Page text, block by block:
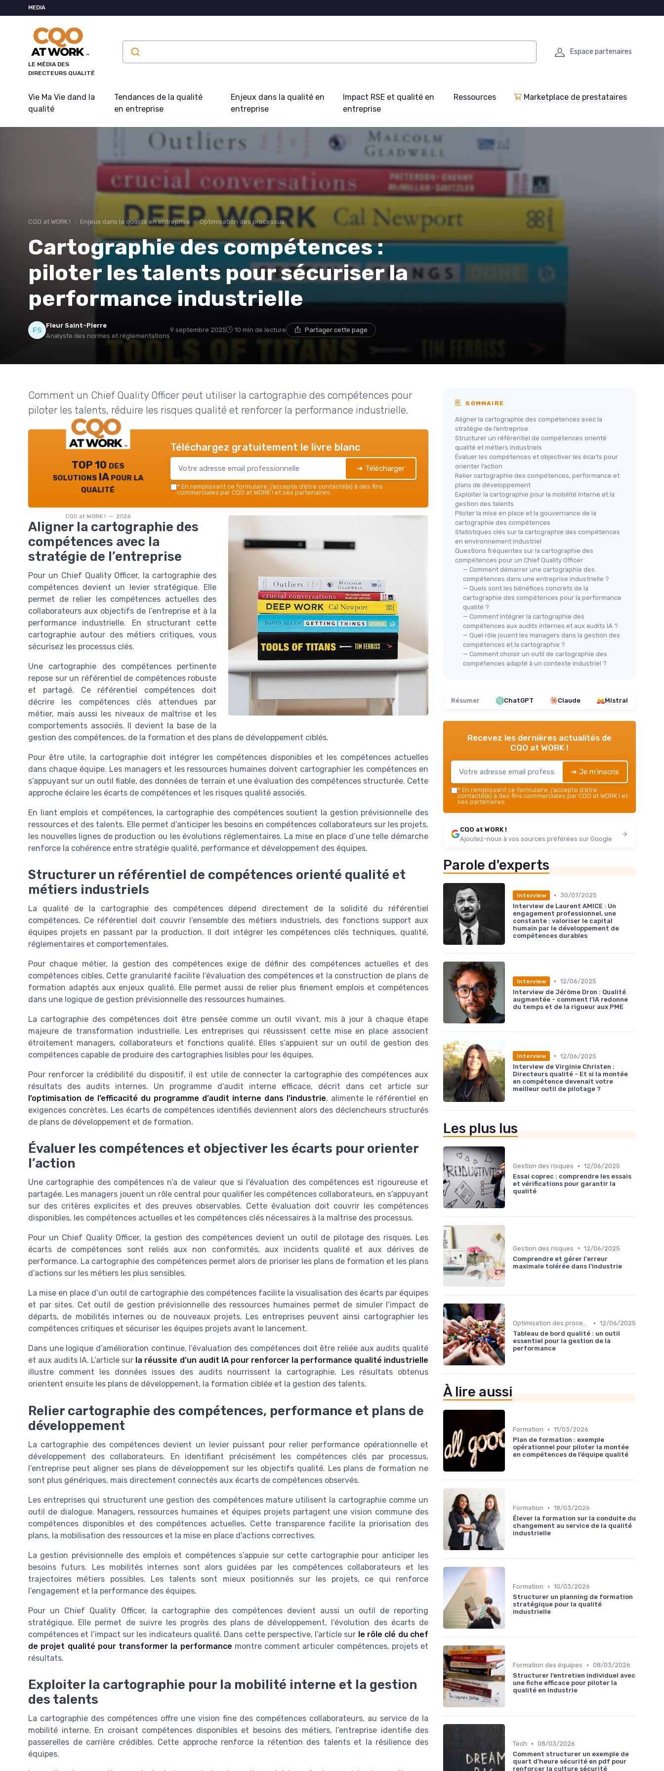
MEDIA
LE MÉDIA DES
DIRECTEURS QUALITÉ
Espace partenaires
Vie Ma Vie dand la
qualité
Tendances de la qualité
en entreprise
Enjeux dans la qualité en
entreprise
Impact RSE et qualité en
entreprise
Ressources Marketplace de prestataires
CQO at WORK ! Enjeux dans la qualité en entreprise Optimisation des processus
Cartographie des compétences :
piloter les talents pour sécuriser la
performance industrielle
Fleur Saint-Pierre
Analyste des normes et réglementations
9 septembre 2025 10 min de lecture Partager cette page
Comment un Chief Quality Officer peut utiliser la cartographie des compétences pour
piloter les talents, réduire les risques qualité et renforcer la performance industrielle.
TOP 10 des
solutions IA pour la
qualité
CQO at WORK ! — 2026
Téléchargez gratuitement le livre blanc
➔ Télécharger
* En remplissant ce formulaire, j’accepte d’être contacté(e) à des fins
commerciales par CQO at WORK ! et ses partenaires.
Aligner la cartographie des
compétences avec la
stratégie de l’entreprise
Pour un Chief Quality Officer, la cartographie des
compétences devient un levier stratégique. Elle
permet de relier les compétences actuelles des
collaborateurs aux objectifs de l’entreprise et à la
performance industrielle. En structurant cette
cartographie autour des métiers critiques, vous
sécurisez les processus clés.
Une cartographie des compétences pertinente
repose sur un référentiel de compétences robuste
et partagé. Ce référentiel compétences doit
décrire les compétences clés attendues par
métier, mais aussi les niveaux de maîtrise et les
comportements associés. Il devient la base de la
gestion des compétences, de la formation et des plans de développement ciblés.
Pour être utile, la cartographie doit intégrer les compétences disponibles et les compétences actuelles
dans chaque équipe. Les managers et les ressources humaines doivent cartographier les compétences en
s’appuyant sur un outil fiable, des données de terrain et une évaluation des compétences structurée. Cette
approche éclaire les écarts de compétences et les risques qualité associés.
En liant emplois et compétences, la cartographie des compétences soutient la gestion prévisionnelle des
ressources et des talents. Elle permet d’anticiper les besoins en compétences collaborateurs sur les projets,
les nouvelles lignes de production ou les évolutions réglementaires. La mise en place d’une telle démarche
renforce la cohérence entre stratégie qualité, performance et développement des équipes.
Structurer un référentiel de compétences orienté qualité et
métiers industriels
La qualité de la cartographie des compétences dépend directement de la solidité du référentiel
compétences. Ce référentiel doit couvrir l’ensemble des métiers industriels, des fonctions support aux
équipes projets en passant par la production. Il doit intégrer les compétences clés techniques, qualité,
réglementaires et comportementales.
Pour chaque métier, la gestion des compétences exige de définir des compétences actuelles et des
compétences cibles. Cette granularité facilite l’évaluation des compétences et la construction de plans de
formation adaptés aux enjeux qualité. Elle permet aussi de relier plus finement emplois et compétences
dans une logique de gestion prévisionnelle des ressources humaines.
La cartographie des compétences doit être pensée comme un outil vivant, mis à jour à chaque étape
majeure de transformation industrielle. Les entreprises qui réussissent cette mise en place associent
étroitement managers, collaborateurs et fonctions qualité. Elles s’appuient sur un outil de gestion des
compétences capable de produire des cartographies lisibles pour les équipes.
Pour renforcer la crédibilité du dispositif, il est utile de connecter la cartographie des compétences aux
résultats des audits internes. Un programme d’audit interne efficace, décrit dans cet article sur
l’optimisation de l’efficacité du programme d’audit interne dans l’industrie, alimente le référentiel en
exigences concrètes. Les écarts de compétences identifiés deviennent alors des déclencheurs structurés
de plans de développement et de formation.
Évaluer les compétences et objectiver les écarts pour orienter
l’action
Une cartographie des compétences n’a de valeur que si l’évaluation des compétences est rigoureuse et
partagée. Les managers jouent un rôle central pour qualifier les compétences collaborateurs, en s’appuyant
sur des critères explicites et des preuves observables. Cette évaluation doit couvrir les compétences
disponibles, les compétences actuelles et les compétences clés nécessaires à la maîtrise des processus.
Pour un Chief Quality Officer, la gestion des compétences devient un outil de pilotage des risques. Les
écarts de compétences sont reliés aux non conformités, aux incidents qualité et aux dérives de
performance. La cartographie des compétences permet alors de prioriser les plans de formation et les plans
d’actions sur les métiers les plus sensibles.
La mise en place d’un outil de cartographie des compétences facilite la visualisation des écarts par équipes
et par sites. Cet outil de gestion prévisionnelle des ressources humaines permet de simuler l’impact de
départs, de mobilités internes ou de nouveaux projets. Les entreprises peuvent ainsi cartographier les
compétences critiques et sécuriser les équipes projets avant le lancement.
Dans une logique d’amélioration continue, l’évaluation des compétences doit être reliée aux audits qualité
et aux audits IA. L’article sur la réussite d’un audit IA pour renforcer la performance qualité industrielle
illustre comment les données issues des audits nourrissent la cartographie. Les résultats obtenus
orientent ensuite les plans de développement, la formation ciblée et la gestion des talents.
Relier cartographie des compétences, performance et plans de
développement
La cartographie des compétences devient un levier puissant pour relier performance opérationnelle et
développement des collaborateurs. En identifiant précisément les compétences clés par processus,
l’entreprise peut aligner ses plans de développement sur les objectifs qualité. Les plans de formation ne
sont plus génériques, mais directement connectés aux écarts de compétences observés.
Les entreprises qui structurent une gestion des compétences mature utilisent la cartographie comme un
outil de dialogue. Managers, ressources humaines et équipes projets partagent une vision commune des
compétences disponibles et des compétences actuelles. Cette transparence facilite la priorisation des
plans, la mobilisation des ressources et la mise en place d’actions correctives.
La gestion prévisionnelle des emplois et compétences s’appuie sur cette cartographie pour anticiper les
besoins futurs. Les mobilités internes sont alors guidées par les compétences collaborateurs et les
trajectoires métiers possibles. Les talents sont mieux positionnés sur les projets, ce qui renforce
l’engagement et la performance des équipes.
Pour un Chief Quality Officer, la cartographie des compétences devient aussi un outil de reporting
stratégique. Elle permet de suivre les progrès des plans de développement, l’évolution des écarts de
compétences et l’impact sur les indicateurs qualité. Dans cette perspective, l’article sur le rôle clé du chef
de projet qualité pour transformer la performance montre comment articuler compétences, projets et
résultats.
Exploiter la cartographie pour la mobilité interne et la gestion
des talents
La cartographie des compétences offre une vision fine des compétences collaborateurs, au service de la
mobilité interne. En croisant compétences disponibles et besoins des métiers, l’entreprise identifie des
passerelles de carrière crédibles. Cette approche renforce la rétention des talents et la résilience des
équipes.
SOMMAIRE
Aligner la cartographie des compétences avec la
stratégie de l’entreprise
Structurer un référentiel de compétences orienté
qualité et métiers industriels
Évaluer les compétences et objectiver les écarts pour
orienter l’action
Relier cartographie des compétences, performance et
plans de développement
Exploiter la cartographie pour la mobilité interne et la
gestion des talents
Piloter la mise en place et la gouvernance de la
cartographie des compétences
Statistiques clés sur la cartographie des compétences
en environnement industriel
Questions fréquentes sur la cartographie des
compétences pour un Chief Quality Officer
— Comment démarrer une cartographie des
compétences dans une entreprise industrielle ?
— Quels sont les bénéfices concrets de la
cartographie des compétences pour la performance
qualité ?
— Comment intégrer la cartographie des
compétences aux audits internes et aux audits IA ?
— Quel rôle jouent les managers dans la gestion des
compétences et la cartographie ?
— Comment choisir un outil de cartographie des
compétences adapté à un contexte industriel ?
Résumer ChatGPT Claude Mistral
Recevez les dernières actualités de
CQO at WORK !
➔ Je m'inscris
* En remplissant ce formulaire, j’accepte d’être
contacté(e) à des fins commerciales par CQO at WORK ! et
ses partenaires.
CQO at WORK !
Ajoutez-nous à vos sources préférées sur Google
Parole d'experts
Interview • 30/07/2025
Interview de Laurent AMICE : Un
engagement professionnel, une
constante : valoriser le capital
humain par le développement de
compétences durables
Interview • 12/06/2025
Interview de Jérôme Dron : Qualité
augmentée - comment l’IA redonne
du temps et de la rigueur aux PME
Interview • 12/06/2025
Interview de Virginie Christen :
Directeurs qualité - Et si la montée
en compétence devenait votre
meilleur outil de pilotage ?
Les plus lus
Gestion des risques • 12/06/2025
Essai coprec : comprendre les essais
et vérifications pour garantir la
qualité
Gestion des risques • 12/06/2025
Comprendre et gérer l'erreur
maximale tolérée dans l'industrie
Optimisation des processus • 12/06/2025
Tableau de bord qualité : un outil
essentiel pour la gestion de la
performance
À lire aussi
Formation • 11/03/2026
Plan de formation : exemple
opérationnel pour piloter la montée
en compétences de l’équipe qualité
Formation • 18/03/2026
Élever la formation sur la conduite du
changement au service de la qualité
industrielle
Formation • 10/03/2026
Structurer un planning de formation
stratégique pour la qualité
industrielle
Formation des équipes • 08/03/2026
Structurer l’entretien individuel avec
une fiche efficace pour piloter la
qualité en industrie
Tech • 08/03/2026
Comment structurer un exemple de
quart d’heure sécurité en pdf pour
renforcer la culture sécurité
Panneau de gestion des cookies